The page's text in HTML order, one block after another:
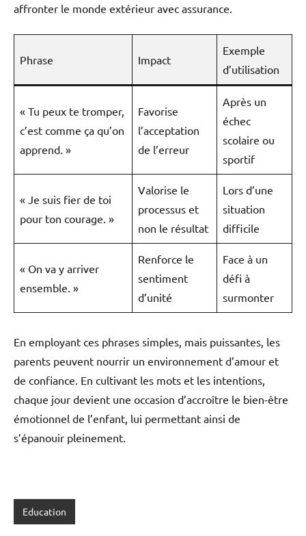
affronter le monde extérieur avec assurance.
Phrase Impact
Exemple
d’utilisation
« Tu peux te tromper,
c’est comme ça qu’on
apprend. »
Favorise
l’acceptation
de l’erreur
Après un
échec
scolaire ou
sportif
« Je suis fier de toi
pour ton courage. »
Valorise le
processus et
non le résultat
Lors d’une
situation
difficile
« On va y arriver
ensemble. »
Renforce le
sentiment
d’unité
Face à un
défi à
surmonter
En employant ces phrases simples, mais puissantes, les
parents peuvent nourrir un environnement d’amour et
de confiance. En cultivant les mots et les intentions,
chaque jour devient une occasion d’accroître le bien-être
émotionnel de l’enfant, lui permettant ainsi de
s’épanouir pleinement.
Education